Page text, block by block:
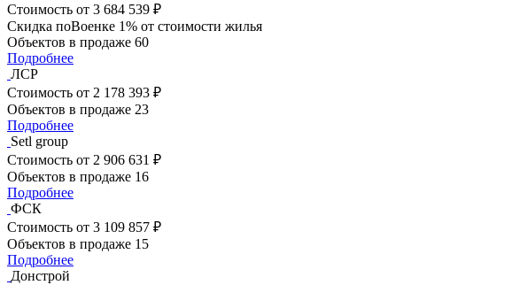
Стоимость от 3 684 539 ₽
Скидка поВоенке 1% от стоимости жилья
Объектов в продаже 60
Подробнее
ЛСР
Стоимость от 2 178 393 ₽
Объектов в продаже 23
Подробнее
Setl group
Стоимость от 2 906 631 ₽
Объектов в продаже 16
Подробнее
ФСК
Стоимость от 3 109 857 ₽
Объектов в продаже 15
Подробнее
Донстрой